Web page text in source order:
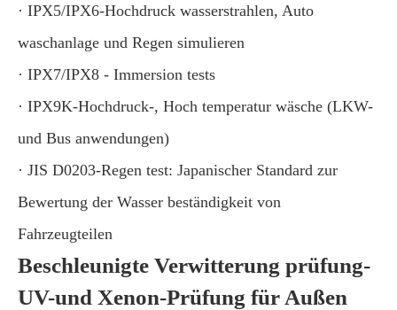
· IPX5/IPX6-Hochdruck wasserstrahlen, Auto
waschanlage und Regen simulieren
· IPX7/IPX8 - Immersion tests
· IPX9K-Hochdruck-, Hoch temperatur wäsche (LKW-
und Bus anwendungen)
· JIS D0203-Regen test: Japanischer Standard zur
Bewertung der Wasser beständigkeit von
Fahrzeugteilen
Beschleunigte Verwitterung prüfung-
UV-und Xenon-Prüfung für Außen